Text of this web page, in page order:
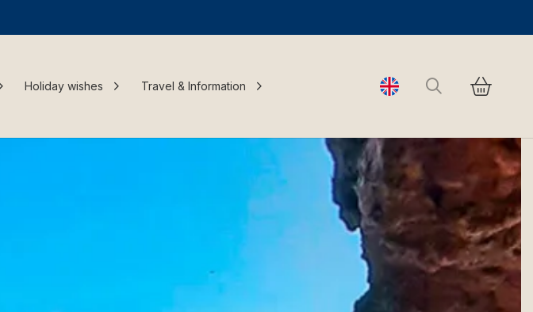
Holiday wishes Travel & Information Change language
Search